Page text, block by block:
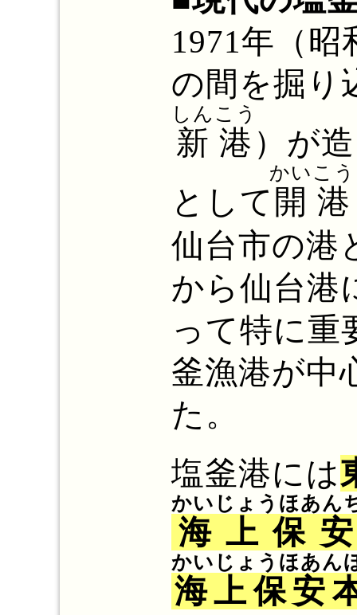
1971年（
の間を掘り
新港
しんこう
）が
として 開港
かいこう
仙台市の港
から仙台港
って特に重
釜漁港が中
た。
塩釜港には
海上保
かいじょうほあん
海上保安
かいじょうほあん